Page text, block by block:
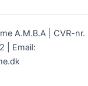
A.M.B.A | CVR-nr.
| Email: